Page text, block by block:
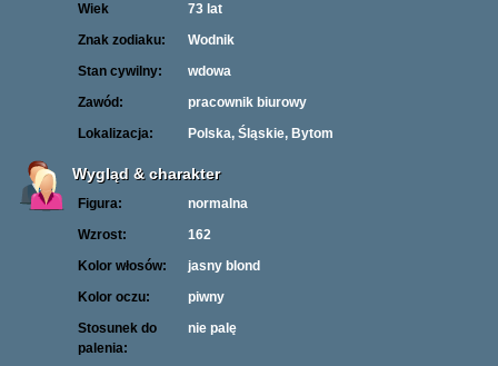
Wiek
73 lat
Znak zodiaku:
Wodnik
Stan cywilny:
wdowa
Zawód:
pracownik biurowy
Lokalizacja:
Polska, Śląskie, Bytom
Wygląd & charakter
Figura:
normalna
Wzrost:
162
Kolor włosów:
jasny blond
Kolor oczu:
piwny
Stosunek do
palenia:
nie palę